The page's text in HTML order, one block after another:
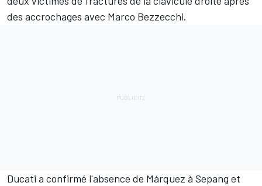
des accrochages avec Marco Bezzecchi.
Ducati a confirmé l'absence de Márquez à Sepang et